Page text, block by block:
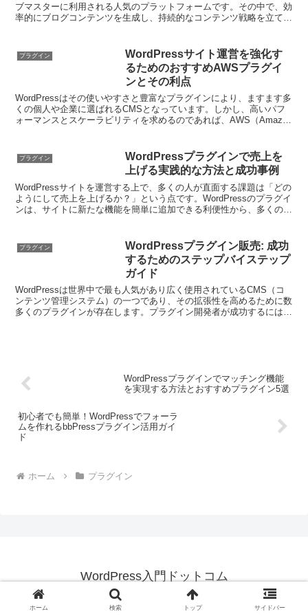
ブマスターに利用される人気のプラットフォームです。その中で、効
率的にブログコンテンツを生成し、持続的なコンテンツ戦略を立てる
プラグイン
WordPressサイト運営を強化す
るためのおすすめAWSプラグイ
ンとその利点
WordPressはその使いやすさと豊富なプラグインにより、ますます多
くの個人や企業に選ばれるCMSとなっています。しかし、高いパフ
ォーマンスとスケーラビリティを求めるのであれば、AWS（Amazon
プラグイン
WordPressプラグインで売上を
上げる実践的な方法と成功事例
WordPressサイトを運営する上で、多くの人が直面する課題は「どの
ようにして売上を上げるか？」という点です。WordPressのプラグイ
ンは、サイトに新たな機能を簡単に追加できる利便性から、多くの運
プラグイン
WordPressプラグイン販売: 成功
するためのステップバイステップ
ガイド
WordPressは世界中で最も人気があり広く使用されているCMS（コ
ンテンツ管理システム）の一つであり、その拡張性を高めるために数
多くのプラグインが存在します。プラグイン開発者が成功するには、
WordPressプラグインでマッチング機能
を実現する方法とおすすめプラグイン5選
初心者でも簡単！WordPressでフォーラ
ムを作れるbbPressプラグイン活用ガイ
ド
ホーム プラグイン
WordPress入門ドットコム
© 2025 WordPress入門ドットコム.
ホーム 検索 トップ サイドバー